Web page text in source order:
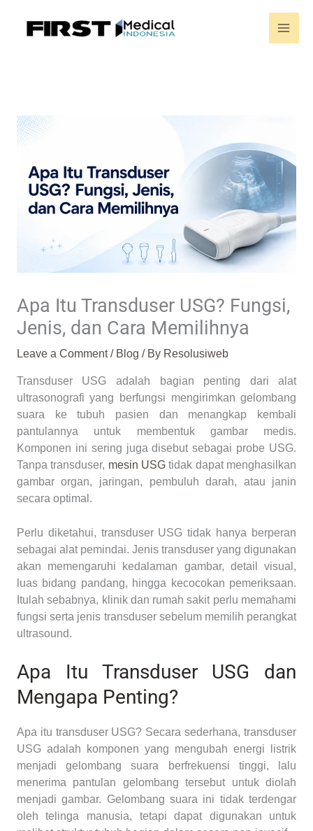
Apa Itu Transduser USG? Fungsi,
Jenis, dan Cara Memilihnya
Leave a Comment / Blog / By Resolusiweb
Transduser USG adalah bagian penting dari alat
ultrasonografi yang berfungsi mengirimkan gelombang
suara ke tubuh pasien dan menangkap kembali
pantulannya untuk membentuk gambar medis.
Komponen ini sering juga disebut sebagai probe USG.
Tanpa transduser, mesin USG tidak dapat menghasilkan
gambar organ, jaringan, pembuluh darah, atau janin
secara optimal.
Perlu diketahui, transduser USG tidak hanya berperan
sebagai alat pemindai. Jenis transduser yang digunakan
akan memengaruhi kedalaman gambar, detail visual,
luas bidang pandang, hingga kecocokan pemeriksaan.
Itulah sebabnya, klinik dan rumah sakit perlu memahami
fungsi serta jenis transduser sebelum memilih perangkat
ultrasound.
Apa Itu Transduser USG dan
Mengapa Penting?
Apa itu transduser USG? Secara sederhana, transduser
USG adalah komponen yang mengubah energi listrik
menjadi gelombang suara berfrekuensi tinggi, lalu
menerima pantulan gelombang tersebut untuk diolah
menjadi gambar. Gelombang suara ini tidak terdengar
oleh telinga manusia, tetapi dapat digunakan untuk